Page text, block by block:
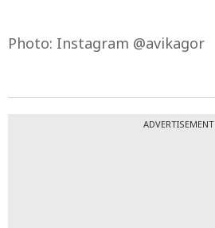
Photo: Instagram @avikagor
ADVERTISEMENT